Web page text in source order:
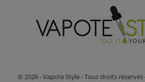
© 2026 - Vapote Style - Tous droits